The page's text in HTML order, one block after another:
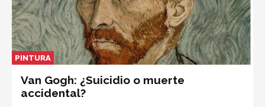
PINTURA
Van Gogh: ¿Suicidio o muerte
accidental?